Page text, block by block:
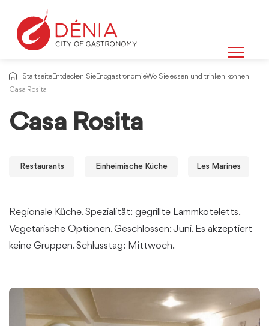
StartseiteEntdecken SieEnogastronomieWo Sie essen und trinken können
Casa Rosita
Casa Rosita
Restaurants Einheimische Küche Les Marines
Regionale Küche. Spezialität: gegrillte Lammkoteletts.
Vegetarische Optionen. Geschlossen: Juni. Es akzeptiert
keine Gruppen. Schlusstag: Mittwoch.